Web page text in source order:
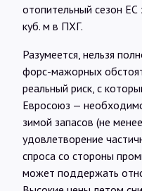
отопительный сезон
куб. м в ПХГ.
Разумеется, нельзя
форс-мажорных
реальный риск, с
Евросоюз —
зимой запасов (не
удовлетворение
спроса со стороны
может поддержать